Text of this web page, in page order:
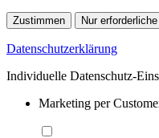
Zustimmen Nur erforderliche
Datenschutzerklärung
Individuelle Datenschutz-
Marketing per